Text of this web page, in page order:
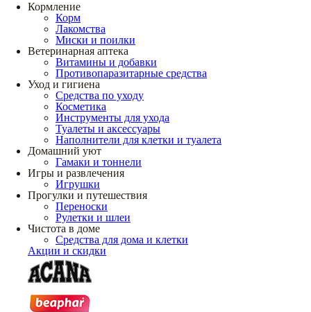
Кормление
Корм
Лакомства
Миски и поилки
Ветеринарная аптека
Витамины и добавки
Противопаразитарные средства
Уход и гигиена
Средства по уходу
Косметика
Инструменты для ухода
Туалеты и аксессуары
Наполнители для клетки и туалета
Домашний уют
Гамаки и тоннели
Игры и развлечения
Игрушки
Прогулки и путешествия
Переноски
Рулетки и шлеи
Чистота в доме
Средства для дома и клетки
Акции и скидки